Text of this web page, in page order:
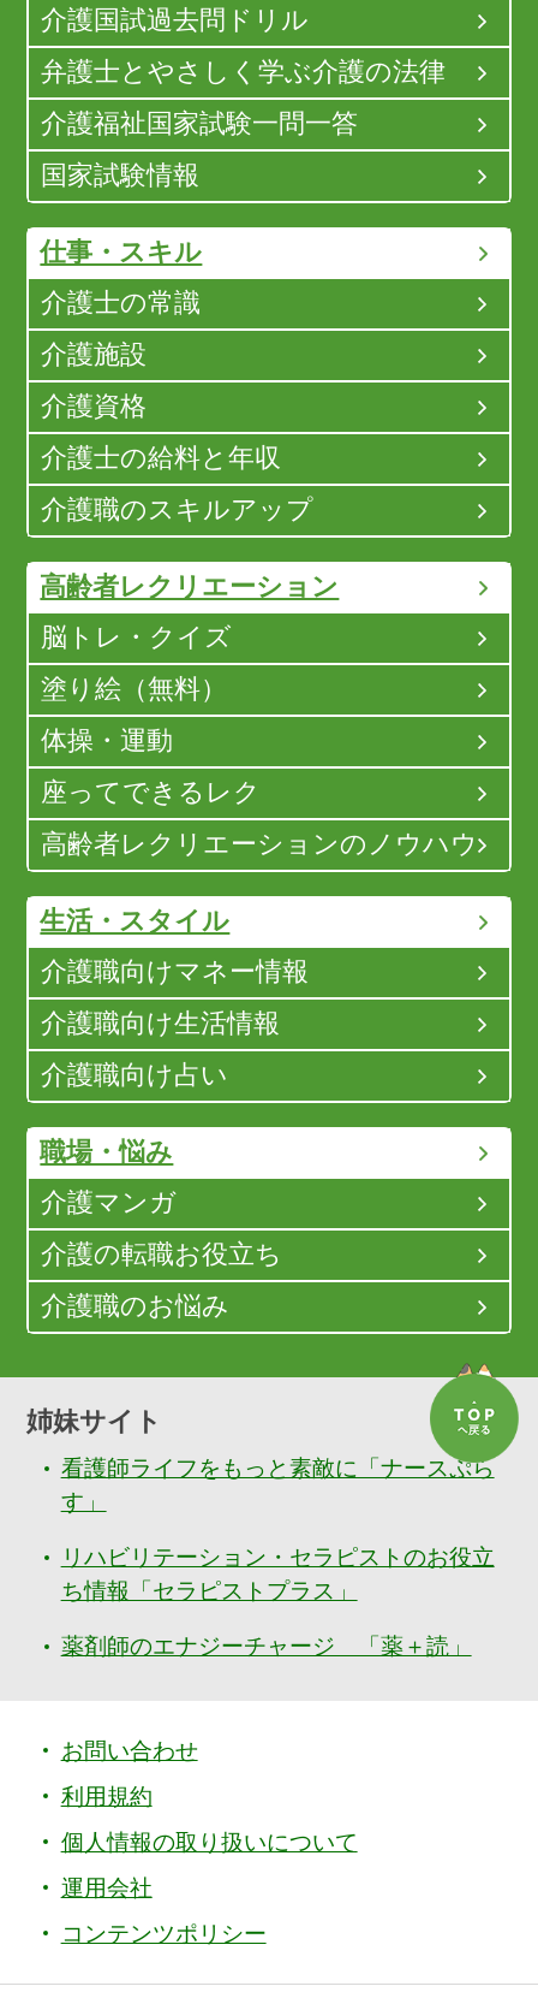
介護国試過去問ドリル
弁護士とやさしく学ぶ介護の法律
介護福祉国家試験一問一答
国家試験情報
仕事・スキル
介護士の常識
介護施設
介護資格
介護士の給料と年収
介護職のスキルアップ
高齢者レクリエーション
脳トレ・クイズ
塗り絵（無料）
体操・運動
座ってできるレク
高齢者レクリエーションのノウハウ
生活・スタイル
介護職向けマネー情報
介護職向け生活情報
介護職向け占い
職場・悩み
介護マンガ
介護の転職お役立ち
介護職のお悩み
姉妹サイト
看護師ライフをもっと素敵に「ナースぷら
す」
リハビリテーション・セラピストのお役立
ち情報「セラピストプラス」
薬剤師のエナジーチャージ 「薬＋読」
お問い合わせ
利用規約
個人情報の取り扱いについて
運用会社
コンテンツポリシー